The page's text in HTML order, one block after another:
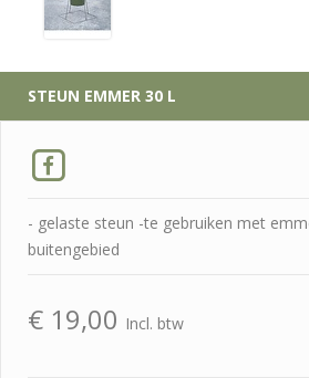
STEUN EMMER 30 L
- gelaste steun -te gebruiken met
buitengebied
€ 19,00 Incl. btw